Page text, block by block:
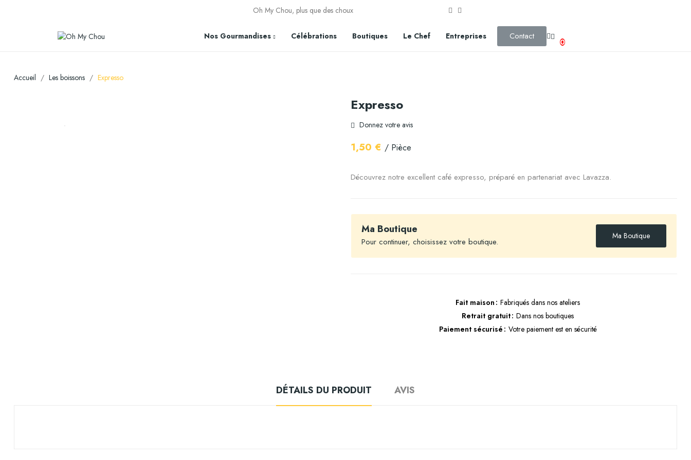
Oh My Chou, plus que des choux
Nos Gourmandises Célébrations Boutiques Le Chef Entreprises Contact
0
Accueil Les boissons Expresso
Expresso
Donnez votre avis
1,50 € / Pièce
Découvrez notre excellent café expresso, préparé en partenariat avec Lavazza.
Ma Boutique
Pour continuer, choisissez votre boutique.
Ma Boutique
Fait maison Fabriqués dans nos ateliers
Retrait gratuit Dans nos boutiques
Paiement sécurisé Votre paiement est en sécurité
DÉTAILS DU PRODUIT AVIS